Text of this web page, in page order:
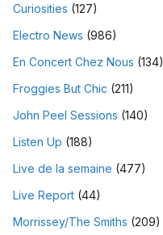
Curiosities (127)
Electro News (986)
En Concert Chez Nous (134)
Froggies But Chic (211)
John Peel Sessions (140)
Listen Up (188)
Live de la semaine (477)
Live Report (44)
Morrissey/The Smiths (209)